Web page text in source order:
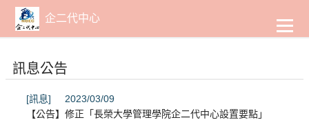
主
要
容
企二代中心
訊息公告
[訊息]
2023/03/09
【公告】修正「長榮大學管理學院企二代中心設置要點」